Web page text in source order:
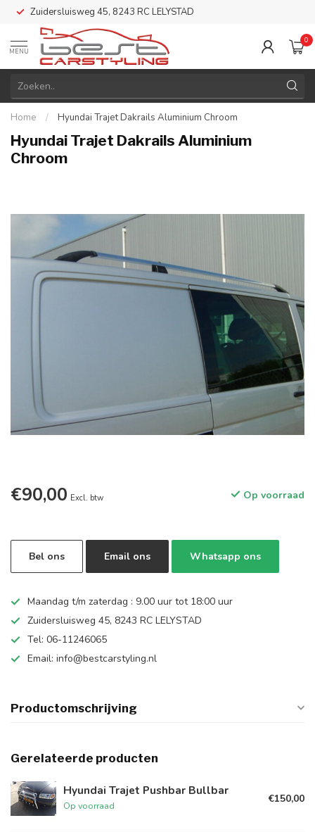
Zuidersluisweg 45, 8243 RC LELYSTAD
MENU
0
Home / Hyundai Trajet Dakrails Aluminium Chroom
Hyundai Trajet Dakrails Aluminium
Chroom
€90,00 Excl. btw Op voorraad
Bel ons Email ons Whatsapp ons
Maandag t/m zaterdag : 9.00 uur tot 18:00 uur
Zuidersluisweg 45, 8243 RC LELYSTAD
Tel: 06-11246065
Email: info@bestcarstyling.nl
Productomschrijving
Gerelateerde producten
Hyundai Trajet Pushbar Bullbar
Op voorraad
€150,00